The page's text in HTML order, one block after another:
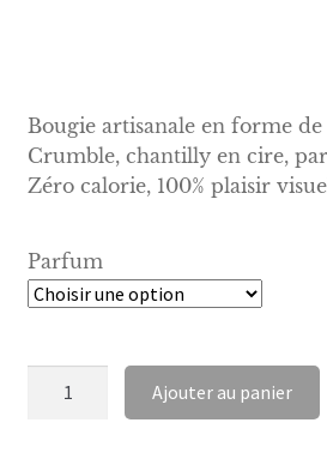
Bougie artisanale en forme de
Crumble, chantilly en cire,
Zéro calorie, 100% plaisir
Parfum
Ajouter au panier